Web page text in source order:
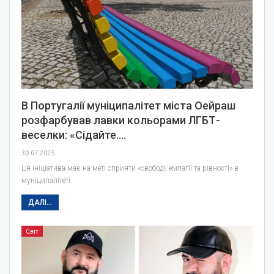
В Португалії муніципалітет міста Оейраш
розфарбував лавки кольорами ЛГБТ-
веселки: «Сідайте.…
30.07.2025
Ця ініціатива має на меті сприяти «свободі, емпатії та рівності» в
муніципалітеті.
ДАЛІ...
Світ